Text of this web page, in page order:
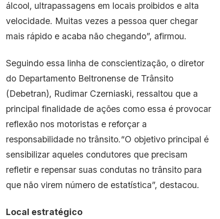
álcool, ultrapassagens em locais proibidos e alta
velocidade. Muitas vezes a pessoa quer chegar
mais rápido e acaba não chegando”, afirmou.
Seguindo essa linha de conscientização, o diretor
do Departamento Beltronense de Trânsito
(Debetran), Rudimar Czerniaski, ressaltou que a
principal finalidade de ações como essa é provocar
reflexão nos motoristas e reforçar a
responsabilidade no trânsito.“O objetivo principal é
sensibilizar aqueles condutores que precisam
refletir e repensar suas condutas no trânsito para
que não virem número de estatística”, destacou.
Local estratégico